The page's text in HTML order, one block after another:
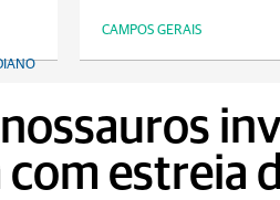
CAMPOS GERAIS
com estreia